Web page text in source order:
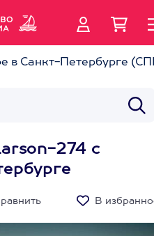
в Санкт-Петербурге
274 с
В